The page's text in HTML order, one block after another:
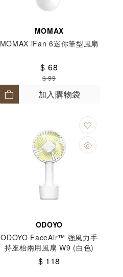
MOMAX
MOMAX iFan 6迷你筆型風扇
$ 68
$ 99
加入購物袋
ODOYO
ODOYO FaceAir™ 強風力手
持座枱兩用風扇 W9 (白色)
$ 118